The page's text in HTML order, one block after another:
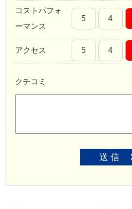
コストパフォ
ーマンス
5 4
アクセス 5 4
クチコミ
送 信